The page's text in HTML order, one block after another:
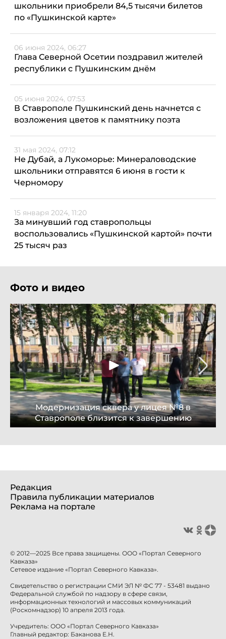
школьники приобрели 84,5 тысячи билетов
по «Пушкинской карте»
06 июня 2024, 06:27
Глава Северной Осетии поздравил жителей
республики с Пушкинским днём
05 июня 2024, 07:53
В Ставрополе Пушкинский день начнется с
возложения цветов к памятнику поэта
31 мая 2024, 07:12
Не Дубай, а Лукоморье: Минераловодские
школьники отправятся 6 июня в гости к
Черномору
15 января 2024, 11:20
За минувший год ставропольцы
воспользовались «Пушкинской картой» почти
25 тысяч раз
Фото и видео
Модернизация сквера у лицея №8 в
Ставрополе близится к завершению
Редакция
Правила публикации материалов
Реклама на портале
© 2012—2025 Все права защищены. ООО «Портал Северного
Кавказа»
Сетевое издание «Портал Северного Кавказа».
Свидетельство о регистрации СМИ ЭЛ № ФС 77 - 53481 выдано
Федеральной службой по надзору в сфере связи,
информационных технологий и массовых коммуникаций
(Роскомнадзор) 10 апреля 2013 года.
Учредитель: ООО «Портал Северного Кавказа»
Главный редактор: Баканова Е.Н.